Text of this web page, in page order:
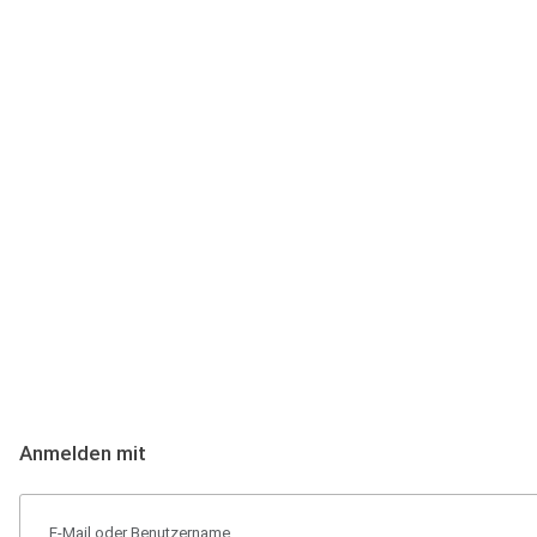
Anmelden mit